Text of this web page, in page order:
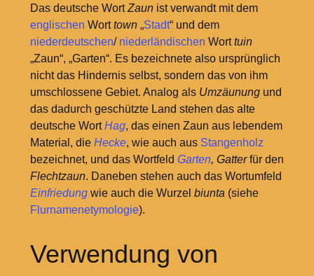
Das deutsche WortZaunist verwandt mit dem
englischen Worttown„Stadt“ und dem
niederdeutschen/ niederländischen Worttuin
„Zaun“, „Garten“. Es bezeichnete also ursprünglich
nicht das Hindernis selbst, sondern das von ihm
umschlossene Gebiet. Analog als Umzäunungund
das dadurch geschützte Land stehen das alte
deutsche WortHag, das einen Zaun aus lebendem
Material, die Hecke, wie auch aus Stangenholz
bezeichnet, und das Wortfeld Garten, Gatterfür den
Flechtzaun. Daneben stehen auch das Wortumfeld
Einfriedungwie auch die Wurzel biunta (siehe
Flurnamenetymologie).
Verwendung von